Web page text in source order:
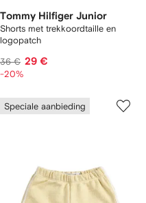
Tommy Hilfiger Junior
Shorts met trekkoordtaille en
logopatch
36 € 29 €
-20%
Speciale aanbieding